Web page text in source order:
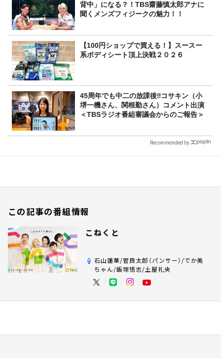
背中」になる？！TBS齋藤慎太郎アナに
聞くメンズフィジークの魅力！！
【100円ショップで買える！】スースー
系ボディシート頂上決戦２０２６
45周年でも中二の放課後‼コサキン（小
堺一機さん、関根勤さん）コメント出演
＜TBSラジオ番組審議会からのご報告＞
Recommended by
この記事の番組情報
こねくと
石山蓮華/菅良太郎（パンサー）/でか美
ちゃん/飯塚悟志/土屋礼央